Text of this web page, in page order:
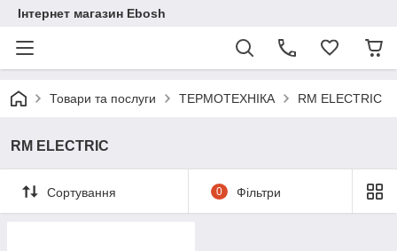
Інтернет магазин Ebosh
Товари та послуги ТЕРМОТЕХНІКА RM ELECTRIC
RM ELECTRIC
Сортування 0 Фільтри